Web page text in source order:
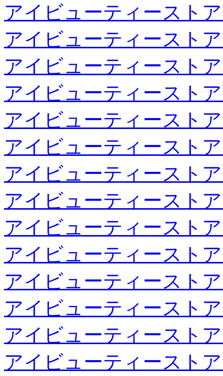
アイビューティースト
アイビューティースト
アイビューティースト
アイビューティースト
アイビューティースト
アイビューティースト
アイビューティースト
アイビューティースト
アイビューティースト
アイビューティースト
アイビューティースト
アイビューティースト
アイビューティースト
アイビューティースト